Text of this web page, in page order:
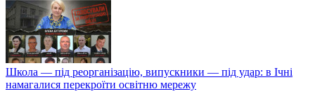
Школа — під реорганізацію, випускники — під удар: в Ічні
намагалися перекроїти освітню мережу